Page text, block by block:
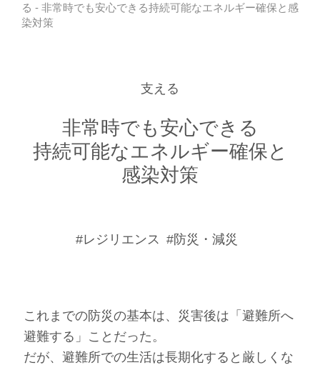
る - 非常時でも安心できる持続可能なエネルギー確保と感
染対策
支える
非常時でも安心できる
持続可能なエネルギー確保と
感染対策
#レジリエンス #防災・減災
これまでの防災の基本は、災害後は「避難所へ
避難する」ことだった。
だが、避難所での生活は長期化すると厳しくな